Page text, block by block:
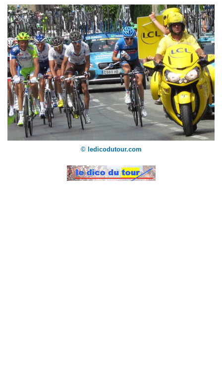
© ledicodutour.com